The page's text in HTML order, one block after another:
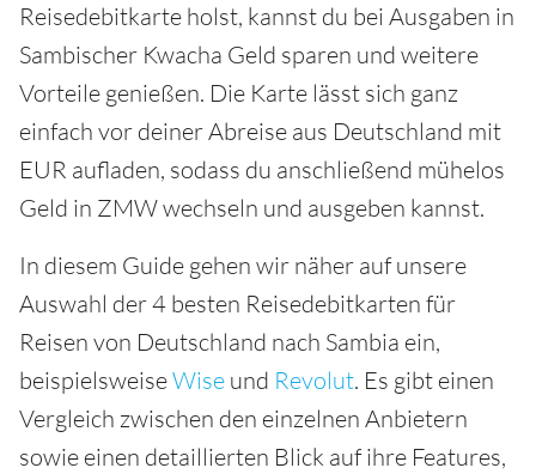
Reisedebitkarte holst, kannst du bei Ausgaben in
Sambischer Kwacha Geld sparen und weitere
Vorteile genießen. Die Karte lässt sich ganz
einfach vor deiner Abreise aus Deutschland mit
EUR aufladen, sodass du anschließend mühelos
Geld in ZMW wechseln und ausgeben kannst.
In diesem Guide gehen wir näher auf unsere
Auswahl der 4 besten Reisedebitkarten für
Reisen von Deutschland nach Sambia ein,
beispielsweiseWise und Revolut. Es gibt einen
Vergleich zwischen den einzelnen Anbietern
sowie einen detaillierten Blick auf ihre Features,